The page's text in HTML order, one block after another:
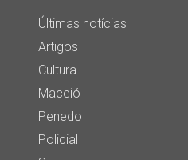
Últimas notícias
Artigos
Cultura
Maceió
Penedo
Policial